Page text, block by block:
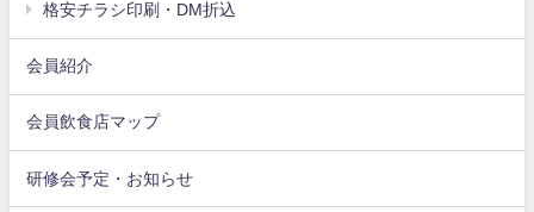
格安チラシ印刷・DM折込
会員紹介
会員飲食店マップ
研修会予定・お知らせ